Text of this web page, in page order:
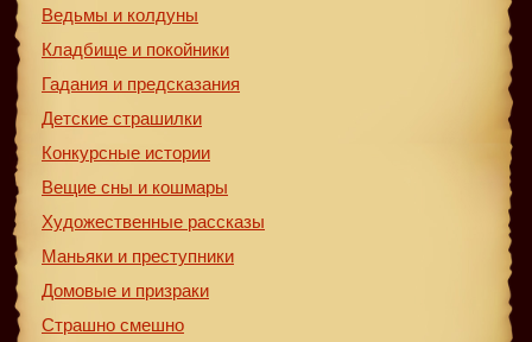
Ведьмы и колдуны
Кладбище и покойники
Гадания и предсказания
Детские страшилки
Конкурсные истории
Вещие сны и кошмары
Художественные рассказы
Маньяки и преступники
Домовые и призраки
Страшно смешно